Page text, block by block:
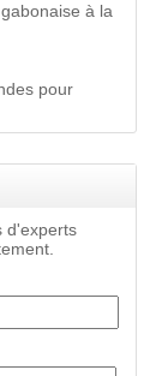
à la
pour
d'experts